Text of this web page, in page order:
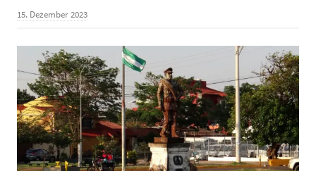
15. Dezember 2023